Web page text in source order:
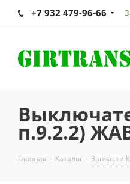
+7 932 479-96-66
п.9.2.2)
Главная - Каталог - Запчасти